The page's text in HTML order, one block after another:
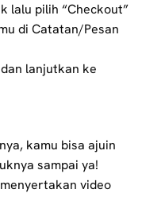
lalu pilih “Checkout”
di Catatan/Pesan
lanjutkan ke
kamu bisa ajuin
sampai ya!
video